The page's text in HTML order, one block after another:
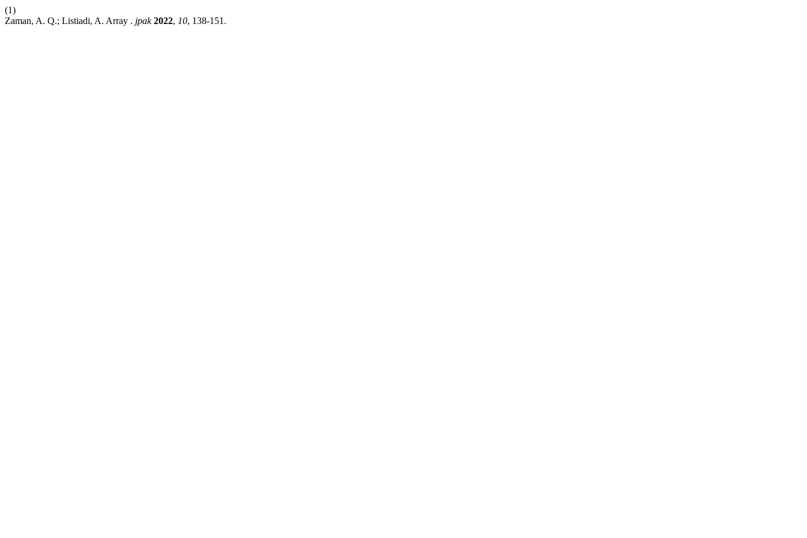
(1)
Zaman, A. Q.; Listiadi, A. Array . jpak 2022, 10, 138-151.